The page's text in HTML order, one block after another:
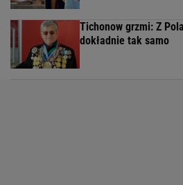
Tichonow grzmi: Z
dokładnie tak samo